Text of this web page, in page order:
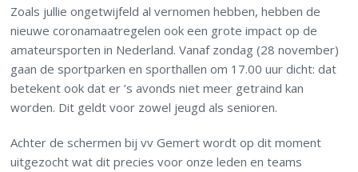
Zoals jullie ongetwijfeld al vernomen hebben, hebben de
nieuwe coronamaatregelen ook een grote impact op de
amateursporten in Nederland. Vanaf zondag (28 november)
gaan de sportparken en sporthallen om 17.00 uur dicht: dat
betekent ook dat er ’s avonds niet meer getraind kan
worden. Dit geldt voor zowel jeugd als senioren.
Achter de schermen bij vv Gemert wordt op dit moment
uitgezocht wat dit precies voor onze leden en teams